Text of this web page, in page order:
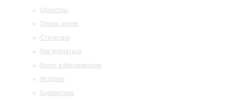
Оркестры
Планы залов
Структура
Как добраться
Визит в филармонию
История
Библиотека